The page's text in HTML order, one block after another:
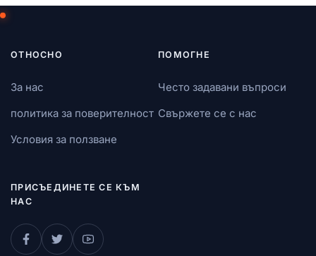
ОТНОСНО
За нас
политика за поверителност
Условия за ползване
ПОМОГНЕ
Често задавани въпроси
Свържете се с нас
ПРИСЪЕДИНЕТЕ СЕ КЪМ
НАС